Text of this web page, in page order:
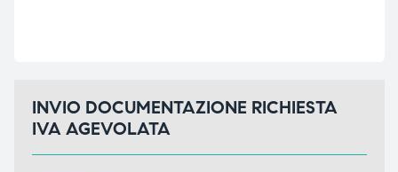
INVIO DOCUMENTAZIONE RICHIESTA
IVA AGEVOLATA